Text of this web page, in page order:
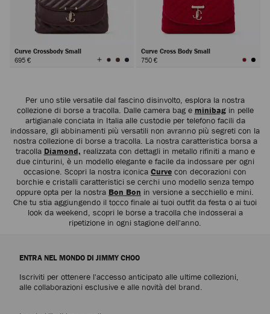
Curve Crossbody Small
695 €
Visualizza
tutti
Curve Cross Body Small
750 €
Per uno stile versatile dal fascino disinvolto, esplora la nostra
collezione di borse a tracolla. Dalle camera bag e minibagin pelle
artigianale conciata in Italia alle custodie per telefono facili da
indossare, gli abbinamenti più versatili non avranno più segreti con la
nostra collezione di borse a tracolla. La nostra caratteristica borsa a
tracolla Diamond, realizzata con dettagli in metallo rifiniti a mano e
due cinturini, è un modello elegante e facile da indossare per ogni
occasione. Scopri la nostra iconica Curve con decorazioni con
borchie e cristalli caratteristici se cerchi uno modello senza tempo
oppure opta per la nostra Bon Bon in versione a secchiello e mini.
Che tu stia aggiungendo il tocco finale ai tuoi outfit da festa o ai tuoi
look da weekend, scopri le borse a tracolla che indosserai a
ripetizione in ogni stagione dell'anno.
ENTRA NEL MONDO DI JIMMY CHOO
Iscriviti per ottenere l'accesso anticipato alle ultime collezioni,
alle collaborazioni esclusive e alle novità del brand.